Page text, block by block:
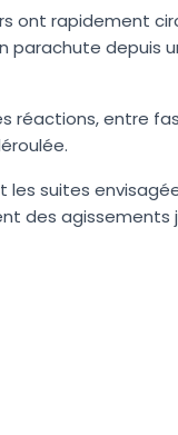
ont rapidement
depuis
réactions, entre
suites
des